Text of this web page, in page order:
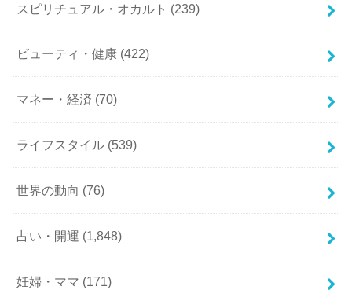
スピリチュアル・オカルト (239)
ビューティ・健康 (422)
マネー・経済 (70)
ライフスタイル (539)
世界の動向 (76)
占い・開運 (1,848)
妊婦・ママ (171)